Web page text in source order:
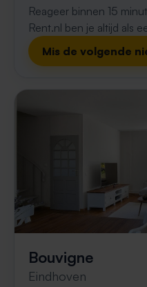
Reageer binnen 15
Rent.nl ben je altijd als
Mis de volgende
Bouvigne
Eindhoven